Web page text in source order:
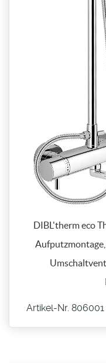
DIBL'therm eco
Artikel-Nr. 806001